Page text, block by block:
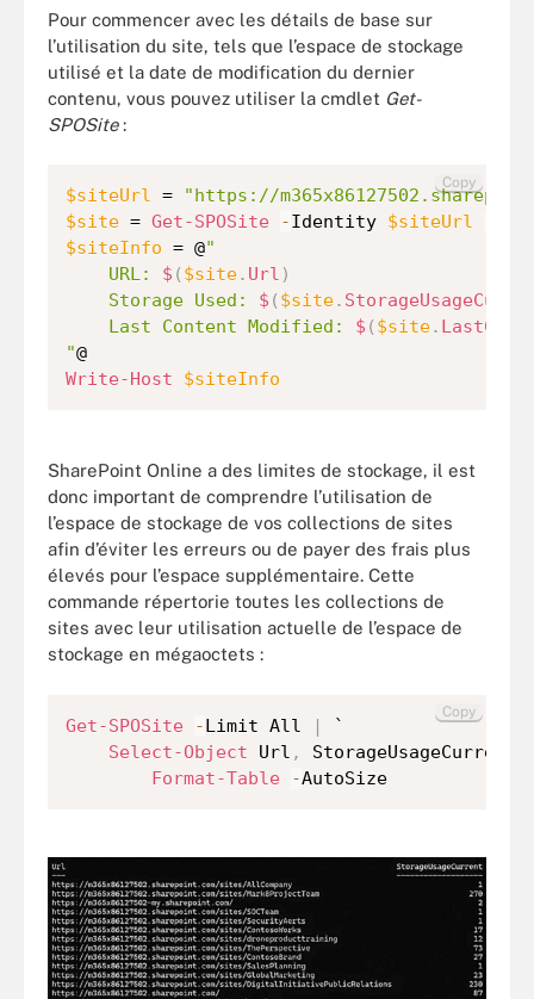
Pour commencer avec les détails de base sur
l’utilisation du site, tels que l’espace de stockage
utilisé et la date de modification du dernier
contenu, vous pouvez utiliser la cmdlet Get-
SPOSite:
$siteUrl =
"https://
$site = Get-SPOSite -Identity $siteUrl
$siteInfo = @"
    URL:
$ ( $site. Url )
    Storage Used:
$ ( $site.
    Last Content Modified:
$ ( $site.
"
Write-Host
$siteInfo
Copy
SharePoint Online a des limites de stockage, il est
donc important de comprendre l’utilisation de
l’espace de stockage de vos collections de sites
afin d’éviter les erreurs ou de payer des frais plus
élevés pour l’espace supplémentaire. Cette
commande répertorie toutes les collections de
sites avec leur utilisation actuelle de l’espace de
stockage en mégaoctets :
Get-SPOSite -Limit All |
`
Select-Object Url , StorageUsageCurrent
Format-Table
-AutoSize
Copy